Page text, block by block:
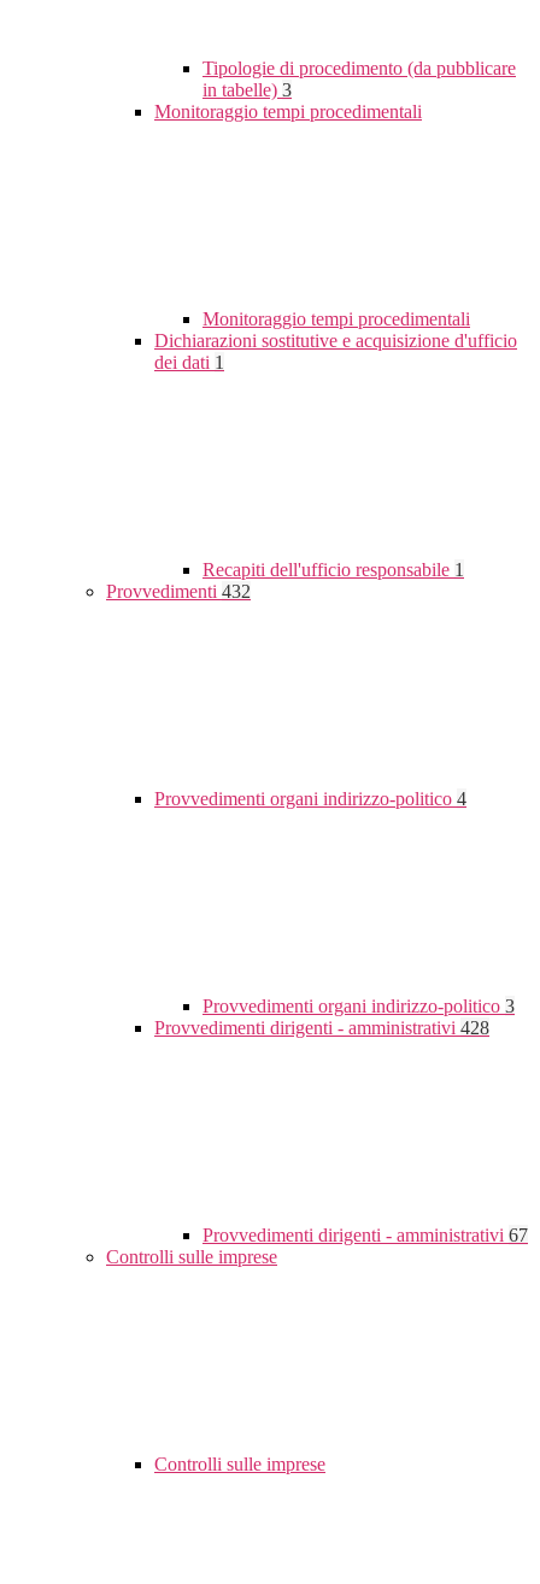
Tipologie di procedimento (da pubblicare
in tabelle) 3
Monitoraggio tempi procedimentali
Monitoraggio tempi procedimentali
Dichiarazioni sostitutive e acquisizione d'ufficio
dei dati 1
Recapiti dell'ufficio responsabile 1
Provvedimenti 432
Provvedimenti organi indirizzo-politico 4
Provvedimenti organi indirizzo-politico 3
Provvedimenti dirigenti - amministrativi 428
Provvedimenti dirigenti - amministrativi 67
Controlli sulle imprese
Controlli sulle imprese